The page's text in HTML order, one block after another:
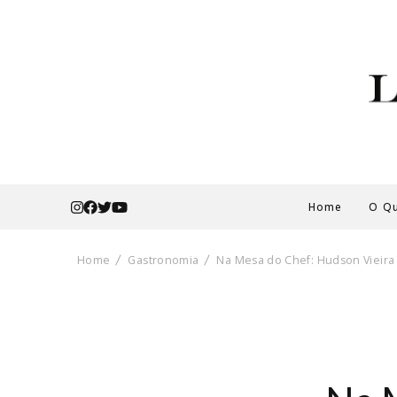
Home O
Home Gastronomia Na Mesa do Chef: Hudson Vieira